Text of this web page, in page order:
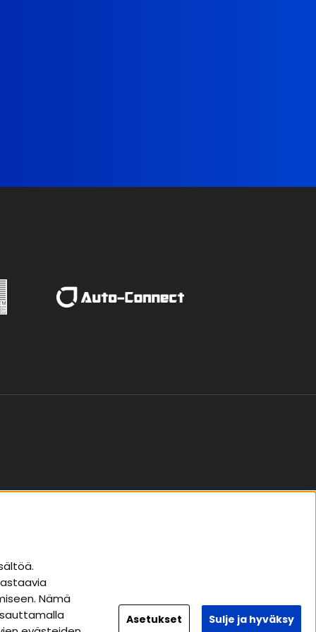
Facebook
Nämä
Asetukset Sulje ja hyväksy